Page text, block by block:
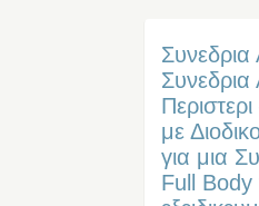
με
για μια
Full